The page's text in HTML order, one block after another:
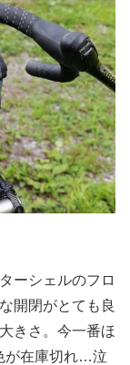
ーシェルのフロ
開閉がとても良
きさ。今一番ほ
が在庫切れ…泣